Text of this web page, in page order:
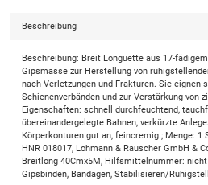
Beschreibung
Beschreibung: Breit Longuette aus 17-
Gipsmasse zur Herstellung von
nach Verletzungen und Frakturen. Sie eignen
Schienenverbänden und zur Verstärkung von
Eigenschaften: schnell durchfeuchtend,
übereinandergelegte Bahnen, verkürzte
Körperkonturen gut an, feincremig.; Menge: 1
HNR 018017, Lohmann & Rauscher GmbH &
Breitlong 40Cmx5M, Hilfsmittelnummer: nicht
Gipsbinden, Bandagen, Stabilisieren/